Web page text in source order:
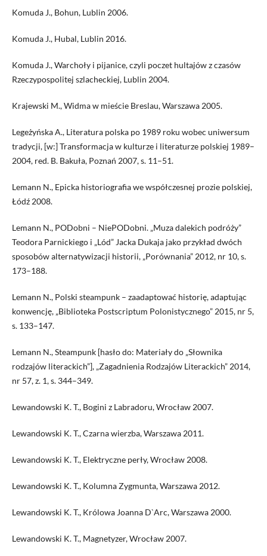
Komuda J., Bohun, Lublin 2006.
Komuda J., Hubal, Lublin 2016.
Komuda J., Warchoły i pijanice, czyli poczet hultajów z czasów
Rzeczypospolitej szlacheckiej, Lublin 2004.
Krajewski M., Widma w mieście Breslau, Warszawa 2005.
Legeżyńska A., Literatura polska po 1989 roku wobec uniwersum
tradycji, [w:] Transformacja w kulturze i literaturze polskiej 1989–
2004, red. B. Bakuła, Poznań 2007, s. 11–51.
Lemann N., Epicka historiografia we współczesnej prozie polskiej,
Łódź 2008.
Lemann N., PODobni – NiePODobni. „Muza dalekich podróży”
Teodora Parnickiego i „Lód” Jacka Dukaja jako przykład dwóch
sposobów alternatywizacji historii, „Porównania” 2012, nr 10, s.
173–188.
Lemann N., Polski steampunk – zaadaptować historię, adaptując
konwencję, „Biblioteka Postscriptum Polonistycznego” 2015, nr 5,
s. 133–147.
Lemann N., Steampunk [hasło do: Materiały do „Słownika
rodzajów literackich”], „Zagadnienia Rodzajów Literackich” 2014,
nr 57, z. 1, s. 344–349.
Lewandowski K. T., Bogini z Labradoru, Wrocław 2007.
Lewandowski K. T., Czarna wierzba, Warszawa 2011.
Lewandowski K. T., Elektryczne perły, Wrocław 2008.
Lewandowski K. T., Kolumna Zygmunta, Warszawa 2012.
Lewandowski K. T., Królowa Joanna D`Arc, Warszawa 2000.
Lewandowski K. T., Magnetyzer, Wrocław 2007.